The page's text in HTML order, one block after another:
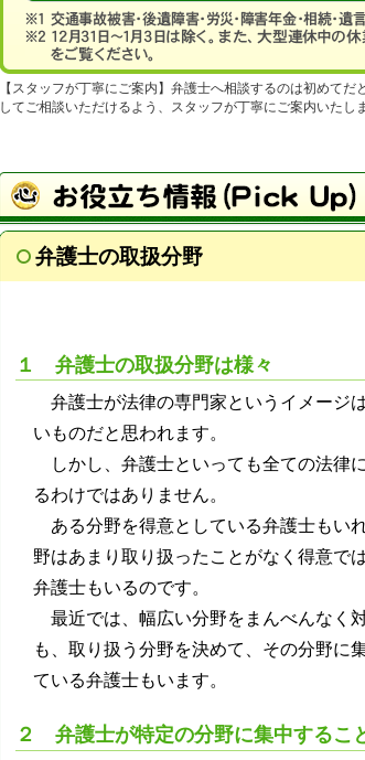
スタッフが丁寧にご案内
弁護士へ相談するのは初めてだ
してご相談いただけるよう、スタッフが丁寧にご案内いたしま
弁護士の取扱分野
１ 弁護士の取扱分野は様々
弁護士が法律の専門家というイメージ
いものだと思われます。
しかし、弁護士といっても全ての法律
るわけではありません。
ある分野を得意としている弁護士もい
野はあまり取り扱ったことがなく得意で
弁護士もいるのです。
最近では、幅広い分野をまんべんなく
も、取り扱う分野を決めて、その分野に
ている弁護士もいます。
２ 弁護士が特定の分野に集中するこ